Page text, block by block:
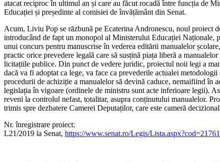
atacat reciproc în ultimul an și care au făcut rocadă între funcția de
Educației și președinte al comisiei de învățământ din Senat.
Acum, Liviu Pop se răzbună pe Ecaterina Andronescu, noul proiect
introducând de fapt un monopol al Ministerului Educației Naționale,
unui concurs pentru manuscrise în vederea editării manualelor
practic orice prevedere legală care să susțină piața liberă a manualelor
licitațiile publice. Din punct de vedere juridic, proiectul noii legi a
dacă va fi adoptat ca lege, va face ca prevederile actualei metodologii
procedurii de achiziție a manualelor să devină caduce, nemaifiind în
legislația în vigoare (ordinele de ministru sunt acte inferioare legii).
reveni la controlul nefast, totalitar, asupra conținutului manualelor.
trimis spre dezbatere Camerei Deputaților, care este cameră
Nr. înregistrare proiect:
L21/2019 la Senat, https://www.senat.ro/Legis/Lista.aspx?cod=21761